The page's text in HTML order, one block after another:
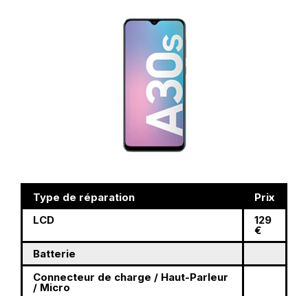
Type de réparation
Prix
LCD
129
€
Batterie
Connecteur de charge / Haut-Parleur
/ Micro